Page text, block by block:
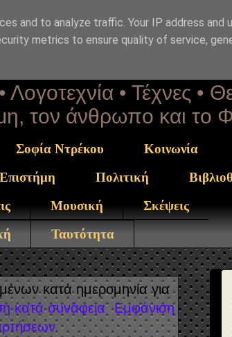
• Τέχνες •
τον άνθρωπο και το
Σοφία Ντρέκου Κοινωνία
Επιστήμη Πολιτική
Μουσική
Σκέψεις
Ταυτότητα
κατά ημερομηνία για
κατά συνάφεια
Εμφάνιση
and to analyze traffic. Your IP address and
metrics to ensure quality of service,